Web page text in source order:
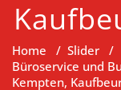
Home / Slider /
Büroservice und
Kempten,